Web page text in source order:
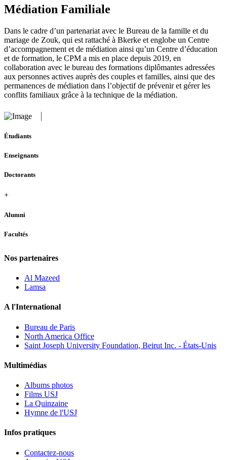
Médiation Familiale
Dans le cadre d’un partenariat avec le Bureau de la famille et du
mariage de Zouk, qui est rattaché à Bkerke et englobe un Centre
d’accompagnement et de médiation ainsi qu’un Centre d’éducation
et de formation, le CPM a mis en place depuis 2019, en
collaboration avec le bureau des formations diplômantes adressées
aux personnes actives auprès des couples et familles, ainsi que des
permanences de médiation dans l’objectif de prévenir et gérer les
conflits familiaux grâce à la technique de la médiation.
Étudiants
Enseignants
Doctorants
+
Alumni
Facultés
Nos partenaires
Al Mazeed
Lamsa
A l'International
Bureau de Paris
North America Office
Saint Joseph University Foundation, Beirut Inc. - États-Unis
Multimédias
Albums photos
Films USJ
La Quinzaine
Hymne de l'USJ
Infos pratiques
Contactez-nous